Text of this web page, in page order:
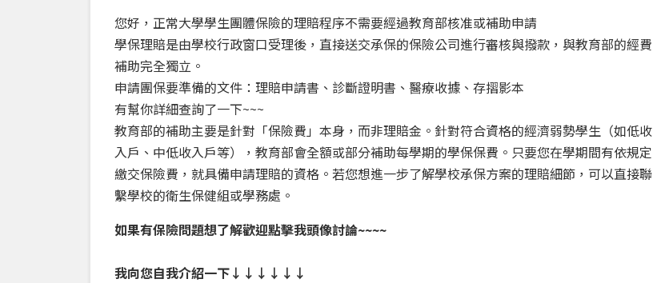
您好，正常大學學生團體保險的理賠程序不需要經過教育部核准或補助申請
學保理賠是由學校行政窗口受理後，直接送交承保的保險公司進行審核與撥款，與教育部的經費
補助完全獨立。
申請團保要準備的文件：理賠申請書、診斷證明書、醫療收據、存摺影本
有幫你詳細查詢了一下~~~
教育部的補助主要是針對「保險費」本身，而非理賠金。針對符合資格的經濟弱勢學生（如低收
入戶、中低收入戶等），教育部會全額或部分補助每學期的學保保費。只要您在學期間有依規定
繳交保險費，就具備申請理賠的資格。若您想進一步了解學校承保方案的理賠細節，可以直接聯
繫學校的衛生保健組或學務處。
如果有保險問題想了解歡迎點擊我頭像討論~~~~
我向您自我介紹一下↓↓↓↓↓↓